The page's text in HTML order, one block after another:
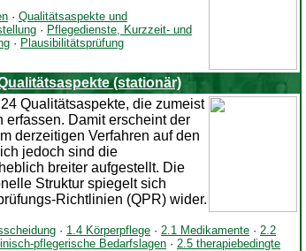
· Qualitätsaspekte und
· Pflegedienste, Kurzzeit- und
· Plausibilitätsprüfung
(stationär)
Qualitätsaspekte, die zumeist
Damit erscheint der
derzeitigen Verfahren auf den
jedoch sind die
breiter aufgestellt. Die
Struktur spiegelt sich
Richtlinien (QPR) wider.
· 1.4 Körperpflege · 2.1 Medikamente · 2.2
pflegerische Bedarfslagen · 2.5 therapiebedingte